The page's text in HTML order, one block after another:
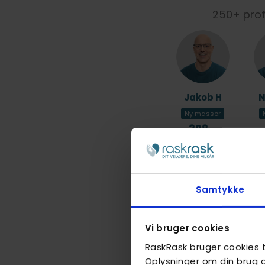
Samtykke
Vi bruger cookies
RaskRask bruger
Oplysninger om din brug
250+
Jakob H
Ny massør
398,-
Akheem
498,-